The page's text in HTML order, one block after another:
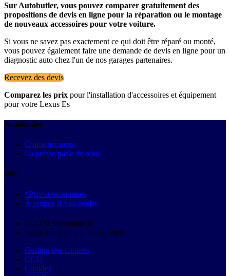
Sur Autobutler, vous pouvez comparer gratuitement des
propositions de devis en ligne pour la réparation ou le montage
de nouveaux accessoires pour votre voiture.
Si vous ne savez pas exactement ce qui doit être réparé ou monté,
vous pouvez également faire une demande de devis en ligne pour un
diagnostic auto chez l'un de nos garages partenaires.
Recevez des devis
Comparez les prix pour l'installation d'accessoires et équipement
pour votre Lexus Es
Autobutler
Contactez-nous
La presse parle de nous !
Info
*Prix et économies
À propos d'Autobutler
© 2026 Autobutler.fr
18-26 rue Goubet, 75019 Paris
Gestion des cookies
CGU
Cookies